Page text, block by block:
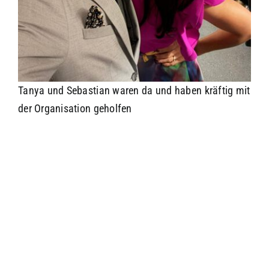
Tanya und Sebastian waren da und haben kräftig mit
der Organisation geholfen